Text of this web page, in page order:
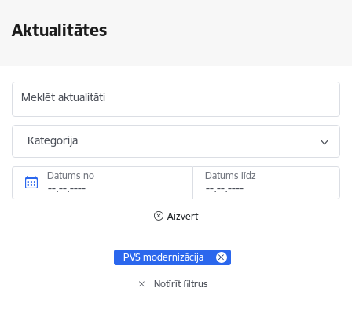
Aktualitātes
Meklēt aktualitāti
Kategorija
Datums no Datums līdz
Aizvērt
PVS modernizācija
Notīrīt filtrus